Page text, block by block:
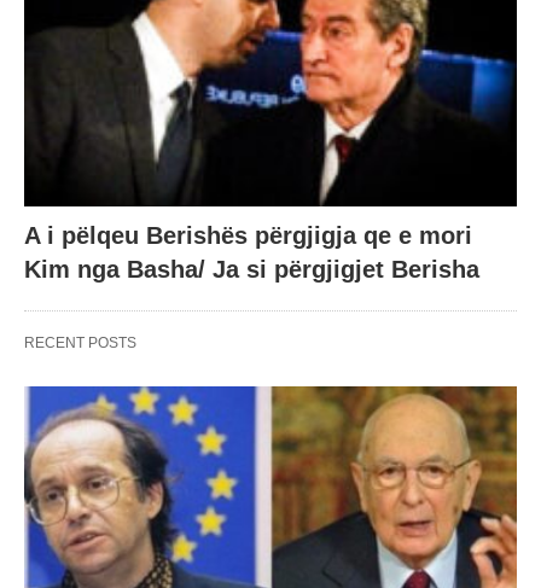
A i pëlqeu Berishës përgjigja qe e mori
Kim nga Basha/ Ja si përgjigjet Berisha
RECENT POSTS